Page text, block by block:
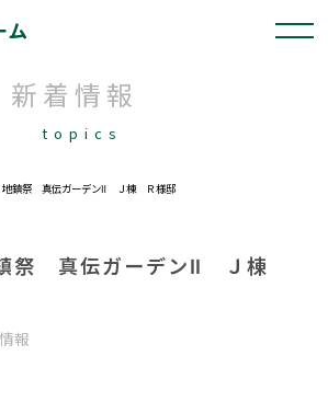
新着情報
topics
地鎮祭 真伝ガーデンⅡ Ｊ棟 Ｒ様邸
祭 真伝ガーデンⅡ Ｊ棟
報